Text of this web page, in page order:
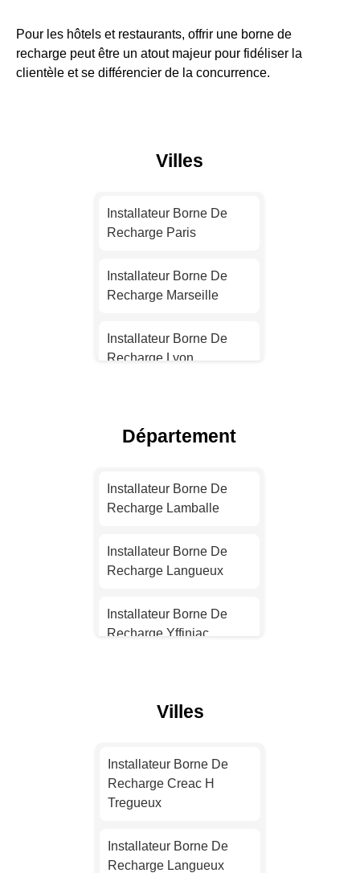
Pour les hôtels et restaurants, offrir une borne de
recharge peut être un atout majeur pour fidéliser la
clientèle et se différencier de la concurrence.
Villes
Installateur Borne De
Recharge Paris
Installateur Borne De
Recharge Marseille
Installateur Borne De
Recharge Lyon
Recharge Nice
Recharge Nantes
Recharge Strasbourg
Installateur Borne De
Installateur Borne De
Recharge Lille
Installateur Borne De
Recharge Rennes
Département
Installateur Borne De
Recharge Lamballe
Installateur Borne De
Recharge Langueux
Installateur Borne De
Recharge Yffiniac
Recharge Perros-Guirec
Installateur Borne De
Installateur Borne De
Villes
Installateur Borne De
Recharge Creac H
Tregueux
Installateur Borne De
Recharge Langueux